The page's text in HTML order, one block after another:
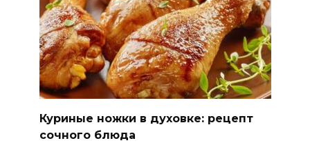
Куриные ножки в духовке: рецепт
сочного блюда